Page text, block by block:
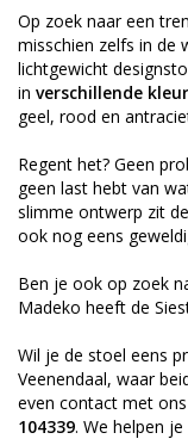
Op zoek naar een
misschien zelfs in de
lichtgewicht
in verschillende
geel, rood en
Regent het? Geen
geen last hebt van
slimme ontwerp zit
ook nog eens
Ben je ook op zoek
Madeko heeft de
Wil je de stoel eens
Veenendaal, waar
even contact met
104339. We helpen